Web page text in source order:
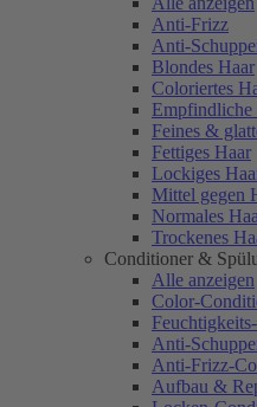
Anti-Frizz
Anti-
Blondes Haar
Coloriertes
Feines &
Fettiges Haar
Lockiges
Mittel gegen
Normales
Trockenes
Conditioner &
Alle anzeigen
Color-
Anti-
Anti-Frizz-
Aufbau &